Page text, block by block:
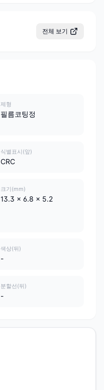
전체 보기
제형
필름코팅정
식별표시(앞)
CRC
크기(mm)
13.3 x 6.8 x 5.2
색상(뒤)
-
분할선(뒤)
-